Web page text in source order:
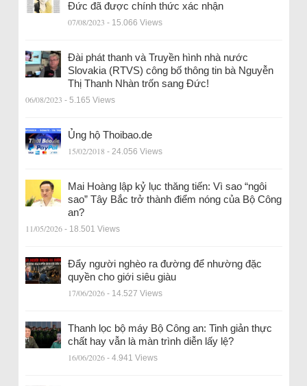
Đức đã được chính thức xác nhận
07/08/2023 - 15.066 Views
Đài phát thanh và Truyền hình nhà nước
Slovakia (RTVS) công bố thông tin bà Nguyễn
Thị Thanh Nhàn trốn sang Đức!
06/08/2023 - 5.165 Views
Ủng hộ Thoibao.de
15/02/2018 - 24.056 Views
Mai Hoàng lập kỷ lục thăng tiến: Vì sao “ngôi
sao” Tây Bắc trở thành điểm nóng của Bộ Công
an?
11/05/2026 - 18.501 Views
Đẩy người nghèo ra đường để nhường đặc
quyền cho giới siêu giàu
17/06/2026 - 14.527 Views
Thanh lọc bộ máy Bộ Công an: Tinh giản thực
chất hay vẫn là màn trình diễn lấy lệ?
16/06/2026 - 4.941 Views